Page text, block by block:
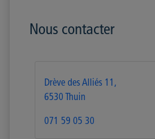
Nous contacter
Drève des Alliés 11,
6530 Thuin
071 59 05 30